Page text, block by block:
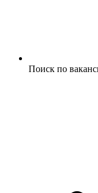
Поиск по